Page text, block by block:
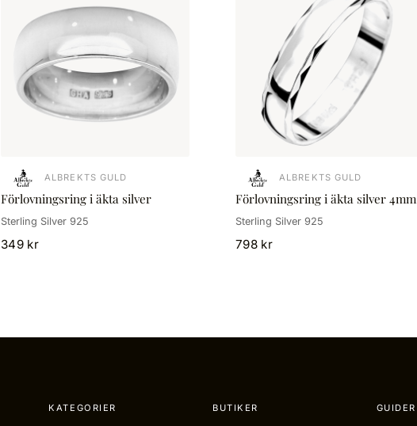
ALBREKTS GULD
Förlovningsring i äkta silver
Sterling Silver 925
349 kr
ALBREKTS GULD
Förlovningsring i äkta silver 4mm
Sterling Silver 925
798 kr
KATEGORIER BUTIKER GUIDER